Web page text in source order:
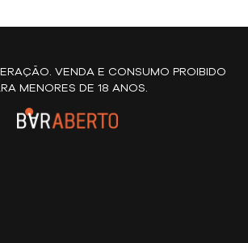
VENDA E CONSUMO PROIBIDO
MENORES DE 18 ANOS.